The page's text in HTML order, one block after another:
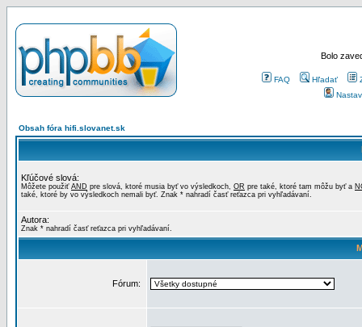
Bolo
FAQ Hľadať
Obsah fóra hifi.slovanet.sk
Kľúčové slová:
Môžete použiť AND pre slová, ktoré musia byť vo výsledkoch, OR pre také, ktoré tam môžu byť a
také, ktoré by vo výsledkoch nemali byť. Znak * nahradí časť reťazca pri vyhľadávaní.
Autora:
Znak * nahradí časť reťazca pri vyhľadávaní.
Fórum: